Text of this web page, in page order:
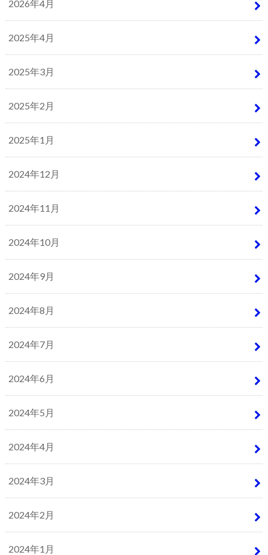
2026年4月
2025年4月
2025年3月
2025年2月
2025年1月
2024年12月
2024年11月
2024年10月
2024年9月
2024年8月
2024年7月
2024年6月
2024年5月
2024年4月
2024年3月
2024年2月
2024年1月